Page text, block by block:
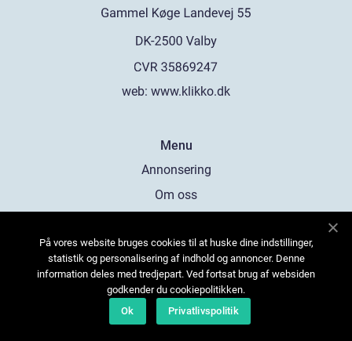
web: www.klikko.dk
Menu
Annonsering
Om oss
Kontakta oss
Sitemap
På vores website bruges cookies til at huske dine indstillinger,
statistik og personalisering af indhold og annoncer. Denne
information deles med tredjepart. Ved fortsat brug af websiden
godkender du cookiepolitikken.
Ok
Privatlivspolitik